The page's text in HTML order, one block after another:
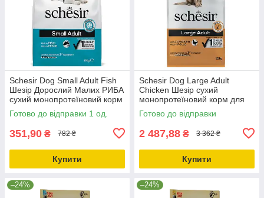
Schesir Dog Small Adult Fish
Шезір Дорослий Малих РИБА
сухий монопротеїновий корм
для собак Малих порід
2кг_ДО 11.10.25
Готово до відправки 1 од.
351,90 ₴ 782 ₴
Купити
Schesir Dog Large Adult
Chicken Шезір сухий
монопротеїновий корм для
собак великих порід 12кг
Готово до відправки
2 487,88 ₴ 3 362 ₴
Купити
–24% –24%